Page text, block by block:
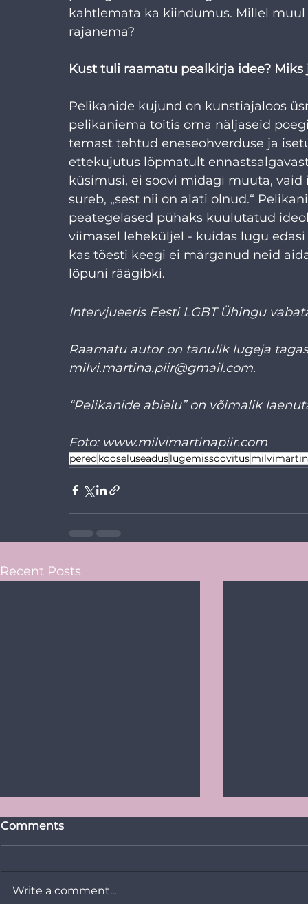
kahtlemata ka kiindumus. Millel
rajanema?
Kust tuli raamatu pealkirja idee?
Pelikanide kujund on kunstiajaloos
pelikaniema toitis oma näljaseid
temast tehtud eneseohverduse ja
ettekujutus lõpmatult
küsimusi, ei soovi midagi muuta,
sureb, „sest nii on alati olnud.“
peategelased pühaks kuulutatud
viimasel leheküljel - kuidas lugu
kas tõesti keegi ei märganud neid
lõpuni räägibki.
Intervjueeris Eesti LGBT Ühingu
Raamatu autor on tänulik lugeja
milvi.martina.piir@gmail.com.
“Pelikanide abielu” on võimalik
Foto: www.milvimartinapiir.com
peredkooseluseaduslugemissoovitus
Recent Posts
Comments
Write a comment...